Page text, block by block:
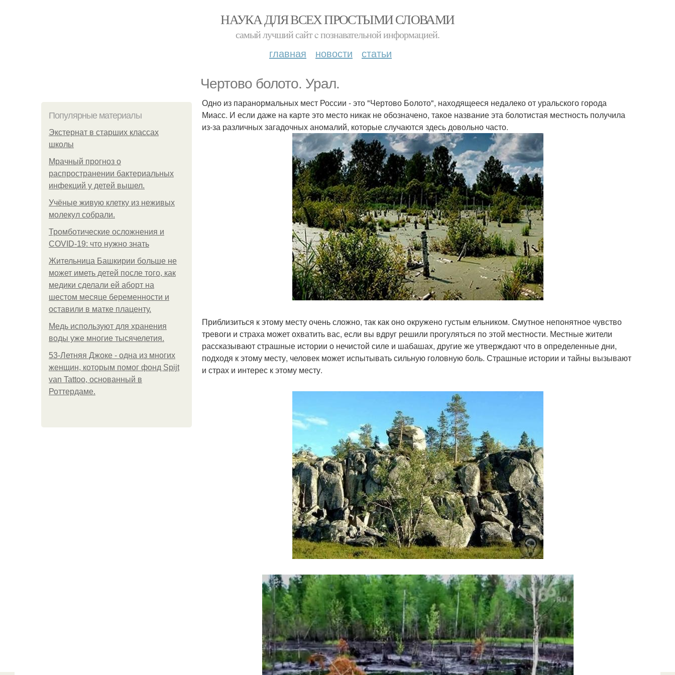
НАУКА ДЛЯ ВСЕХ ПРОСТЫМИ СЛОВАМИ
самый лучший сайт c познавательной информацией.
главная новости статьи
Чертово болото. Урал.
Популярные материалы
Экстернат в старших классах
школы
Мрачный прогноз о
распространении бактериальных
инфекций у детей вышел.
Учёные живую клетку из неживых
молекул собрали.
Тромботические осложнения и
COVID-19: что нужно знать
Жительница Башкирии больше не
может иметь детей после того, как
медики сделали ей аборт на
шестом месяце беременности и
оставили в матке плаценту.
Медь используют для хранения
воды уже многие тысячелетия.
53-Летняя Джоке - одна из многих
женщин, которым помог фонд Spijt
van Tattoo, основанный в
Роттердаме.
Одно из паранормальных мест России - это "Чертово Болото", находящееся недалеко от уральского города
Миасс. И если даже на карте это место никак не обозначено, такое название эта болотистая местность получила
из-за различных загадочных аномалий, которые случаются здесь довольно часто.
Приблизиться к этому месту очень сложно, так как оно окружено густым ельником. Cмутное непонятное чувство
тревоги и страха может охватить вас, если вы вдруг решили прогуляться по этой местности. Местные жители
рассказывают страшные истории о нечистой силе и шабашах, другие же утверждают что в определенные дни,
подходя к этому месту, человек может испытывать сильную головную боль. Страшные истории и тайны вызывают
и страх и интерес к этому месту.